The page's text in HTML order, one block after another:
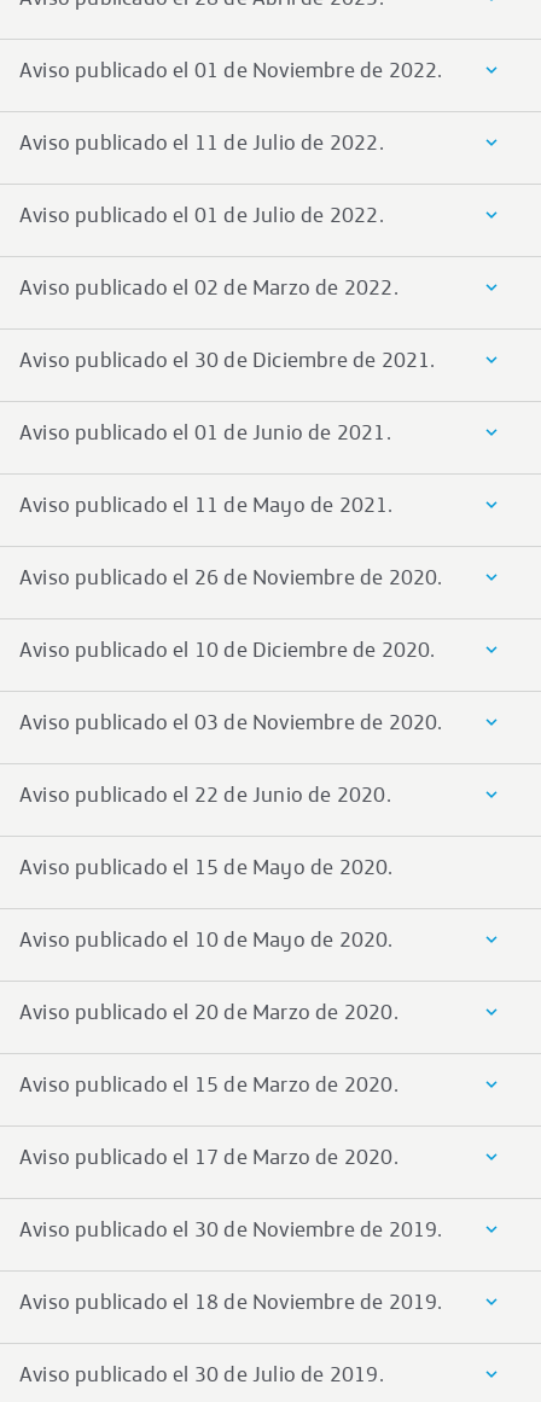
Aviso publicado el 01 de Noviembre de 2022.
Aviso publicado el 11 de Julio de 2022.
Aviso publicado el 01 de Julio de 2022.
Aviso publicado el 02 de Marzo de 2022.
Aviso publicado el 30 de Diciembre de 2021.
Aviso publicado el 01 de Junio de 2021.
Aviso publicado el 11 de Mayo de 2021.
Aviso publicado el 26 de Noviembre de 2020.
Aviso publicado el 10 de Diciembre de 2020.
Aviso publicado el 03 de Noviembre de 2020.
Aviso publicado el 22 de Junio de 2020.
Aviso publicado el 15 de Mayo de 2020.
Aviso publicado el 10 de Mayo de 2020.
Aviso publicado el 20 de Marzo de 2020.
Aviso publicado el 15 de Marzo de 2020.
Aviso publicado el 17 de Marzo de 2020.
Aviso publicado el 30 de Noviembre de 2019.
Aviso publicado el 18 de Noviembre de 2019.
Aviso publicado el 30 de Julio de 2019.